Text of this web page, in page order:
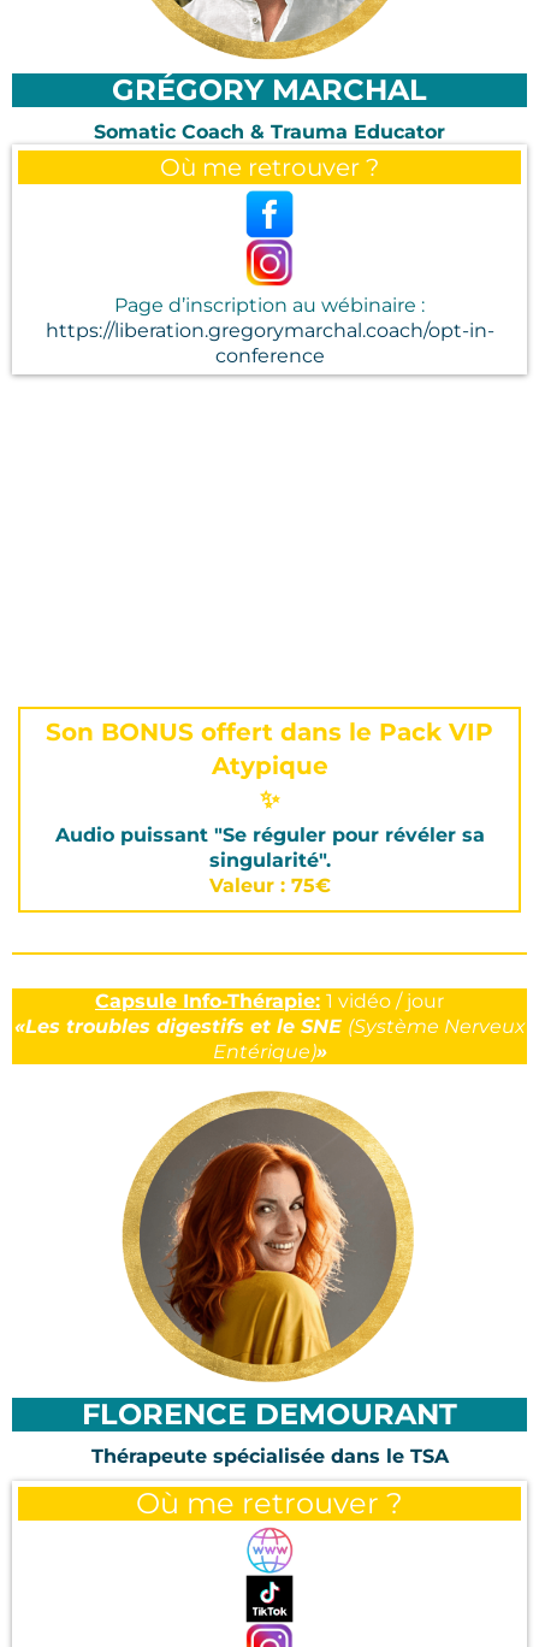
GRÉGORY MARCHAL
Somatic Coach & Trauma Educator
Où me retrouver ?
Page d’inscription au wébinaire :
https://liberation.gregorymarchal.coach/opt-in-
conference
Son BONUS offert dans le Pack VIP
Atypique
✨
Audio puissant "Se réguler pour révéler sa
singularité".
Valeur : 75€
Capsule Info-Thérapie: 1 vidéo / jour
«Les troubles digestifs et le SNE (Système Nerveux
Entérique)»
FLORENCE DEMOURANT
Thérapeute spécialisée dans le TSA
Où me retrouver ?